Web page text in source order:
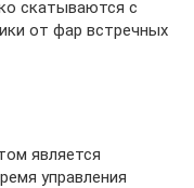
скатываются с
от фар встречных
является
управления